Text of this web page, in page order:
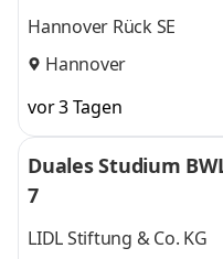
Hannover Rück SE
Hannover
vor 3 Tagen
Duales Studium
7
LIDL Stiftung & Co. KG